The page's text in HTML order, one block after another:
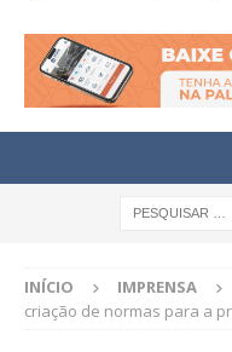
INÍCIO IMPRENSA
criação de normas para a